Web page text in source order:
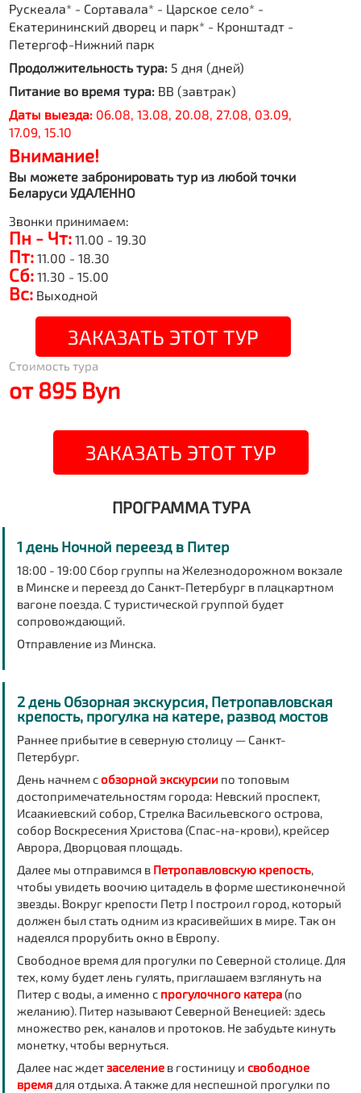
Рускеала* - Сортавала* - Царское село* -
Екатерининский дворец и парк* - Кронштадт -
Петергоф-Нижний парк
Продолжительность тура: 5 дня (дней)
Питание во время тура: BB (завтрак)
Даты выезда: 06.08, 13.08, 20.08, 27.08, 03.09,
17.09, 15.10
Внимание!
Вы можете забронировать тур из любой точки
Беларуси УДАЛЕННО
Звонки принимаем:
Пн - Чт: 11.00 - 19.30
Пт: 11.00 - 18.30
Сб: 11.30 - 15.00
Вс: Выходной
ЗАКАЗАТЬ ЭТОТ ТУР
Стоимость тура
от 895 Byn
ЗАКАЗАТЬ ЭТОТ ТУР
ПРОГРАММА ТУРА
1 день Ночной переезд в Питер
18:00 - 19:00 Сбор группы на Железнодорожном вокзале
в Минске и переезд до Санкт-Петербург в плацкартном
вагоне поезда. С туристической группой будет
сопровождающий.
Отправление из Минска.
2 день Обзорная экскурсия, Петропавловская
крепость, прогулка на катере, развод мостов
Раннее прибытие в северную столицу — Санкт-
Петербург.
День начнем собзорной экскурсии по топовым
достопримечательностям города: Невский проспект,
Исаакиевский собор, Стрелка Васильевского острова,
собор Воскресения Христова (Спас-на-крови), крейсер
Аврора, Дворцовая площадь.
Далее мы отправимся в Петропавловскую крепость,
чтобы увидеть воочию цитадель в форме шестиконечной
звезды. Вокруг крепости Петр I построил город, который
должен был стать одним из красивейших в мире. Так он
надеялся прорубить окно в Европу.
Свободное время для прогулки по Северной столице. Для
тех, кому будет лень гулять, приглашаем взглянуть на
Питер с воды, а именно с прогулочного катера(по
желанию). Питер называют Северной Венецией: здесь
множество рек, каналов и протоков. Не забудьте кинуть
монетку, чтобы вернуться.
Далее нас ждетзаселениев гостиницу и свободное
времядля отдыха. А также для неспешной прогулки по